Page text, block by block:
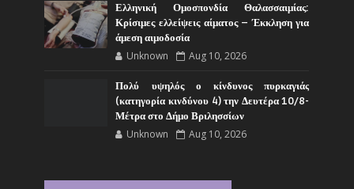
Ελληνική Ομοσπονδία Θαλασσαιμίας:
Κρίσιμες ελλείψεις αίματος – Έκκληση για
άμεση αιμοδοσία
Unknown Aug 10, 2026
Πολύ υψηλός ο κίνδυνος πυρκαγιάς
(κατηγορία κινδύνου 4) την Δευτέρα 10/8-
Μέτρα στο Δήμο Βριλησσίων
Unknown Aug 10, 2026